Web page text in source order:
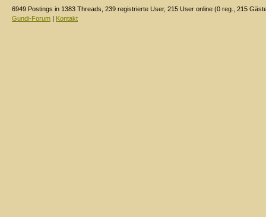
6949 Postings in 1383 Threads, 239 registrierte User, 215 User online (0 reg., 215
Gundi-Forum | Kontakt